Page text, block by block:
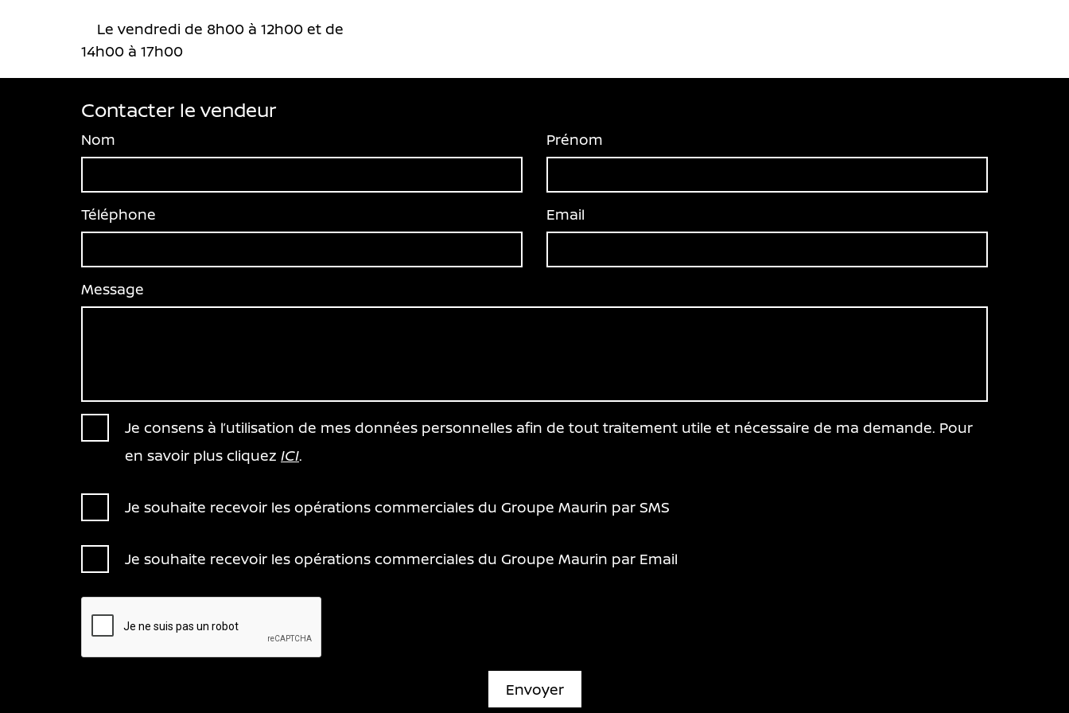
Le vendredi de 8h00 à 12h00 et de
14h00 à 17h00
Contacter le vendeur
Nom Prénom
Téléphone Email
Message
Je consens à l’utilisation de mes données personnelles afin de tout traitement utile et nécessaire de ma demande. Pour
en savoir plus cliquez ICI.
Je souhaite recevoir les opérations commerciales du Groupe Maurin par SMS
Je souhaite recevoir les opérations commerciales du Groupe Maurin par Email
Envoyer